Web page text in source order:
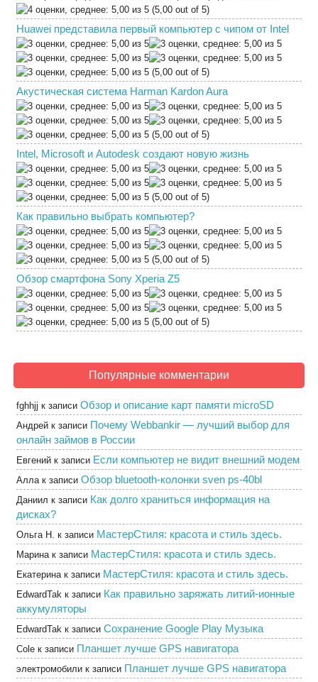
(5,00 out of 5)
Huawei представила первый компьютер с чипом от Intel
(5,00 out of 5)
Акустическая система Harman Kardon Aura
(5,00 out of 5)
Intel, Microsoft и Autodesk создают новую жизнь
(5,00 out of 5)
Как правильно выбрать компьютер?
(5,00 out of 5)
Обзор смартфона Sony Xperia Z5
(5,00 out of 5)
Популярные комментарии
fghhjj к записи Обзор и описание карт памяти microSD
Андрей к записи Почему Webbankir — лучший выбор для
онлайн займов в России
Евгений к записи Если компьютер не видит внешний модем
Аллак записи Обзор bluetooth-колонки sven ps-40bl
Даниил к записи Как долго храниться информация на
дисках?
Ольга Н. к записи МастерСтиля: красота и стиль здесь.
Маринак записи МастерСтиля: красота и стиль здесь.
Екатеринак записи МастерСтиля: красота и стиль здесь.
EdwardTak к записи Как правильно заряжать литий-ионные
аккумуляторы
EdwardTak к записи Сохранение Google Play Музыка
Cole к записи Планшет лучше GPS навигатора
электромобили к записи Планшет лучше GPS навигатора